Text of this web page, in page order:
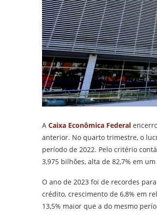
A Caixa Econômica Federal
anterior. No quarto trimestre, o
período de 2022. Pelo critério
3,975 bilhões, alta de 82,7% em um
O ano de 2023 foi de recordes
crédito, crescimento de 6,8% em
13,5% maior que a do mesmo